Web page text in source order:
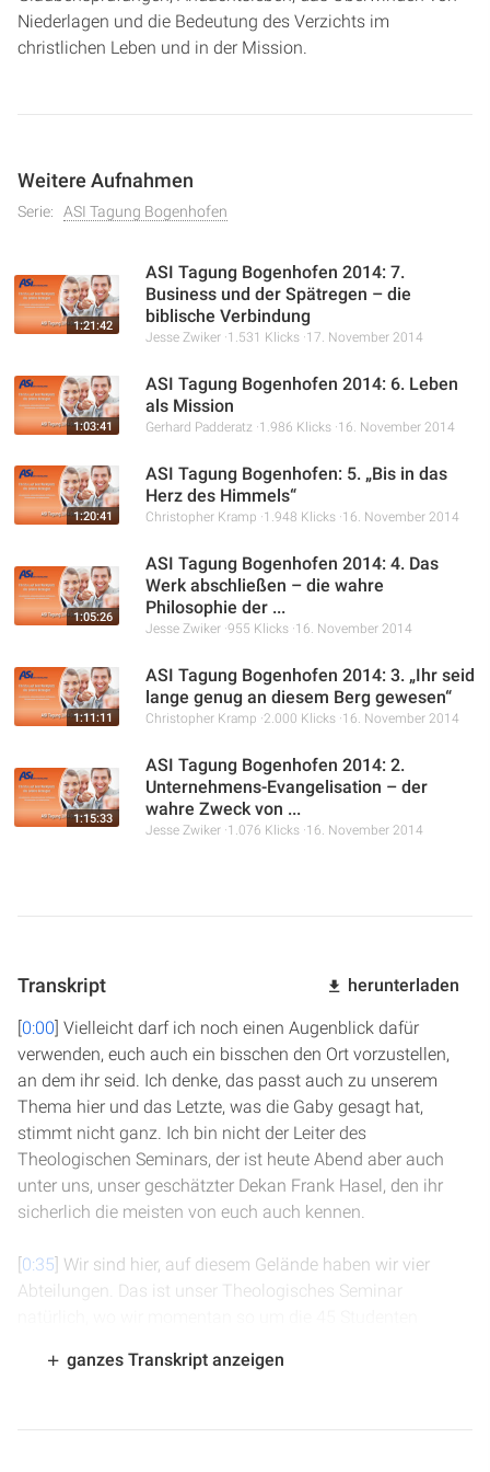
Niederlagen und die Bedeutung des Verzichts im
christlichen Leben und in der Mission.
Weitere Aufnahmen
Serie: ASI Tagung Bogenhofen
1:21:42
ASI Tagung Bogenhofen 2014: 7.
Business und der Spätregen – die
biblische Verbindung
Jesse Zwiker 1.531 Klicks 17. November 2014
1:03:41
ASI Tagung Bogenhofen 2014: 6. Leben
als Mission
Gerhard Padderatz 1.986 Klicks 16. November 2014
1:20:41
ASI Tagung Bogenhofen: 5. „Bis in das
Herz des Himmels“
Christopher Kramp 1.948 Klicks 16. November 2014
1:05:26
ASI Tagung Bogenhofen 2014: 4. Das
Werk abschließen – die wahre
Philosophie der ...
Jesse Zwiker 955 Klicks 16. November 2014
1:11:11
ASI Tagung Bogenhofen 2014: 3. „Ihr seid
lange genug an diesem Berg gewesen“
Christopher Kramp 2.000 Klicks 16. November 2014
1:15:33
ASI Tagung Bogenhofen 2014: 2.
Unternehmens-Evangelisation – der
wahre Zweck von ...
Jesse Zwiker 1.076 Klicks 16. November 2014
Transkript herunterladen
[0:00] Vielleicht darf ich noch einen Augenblick dafür
verwenden, euch auch ein bisschen den Ort vorzustellen,
an dem ihr seid. Ich denke, das passt auch zu unserem
Thema hier und das Letzte, was die Gaby gesagt hat,
stimmt nicht ganz. Ich bin nicht der Leiter des
Theologischen Seminars, der ist heute Abend aber auch
unter uns, unser geschätzter Dekan Frank Hasel, den ihr
sicherlich die meisten von euch auch kennen.
[0:35] Wir sind hier, auf diesem Gelände haben wir vier
Abteilungen. Das ist unser Theologisches Seminar
ihr hier auf dem Gelände seid für einige Tage, denke ich,
ganzes Transkript anzeigen